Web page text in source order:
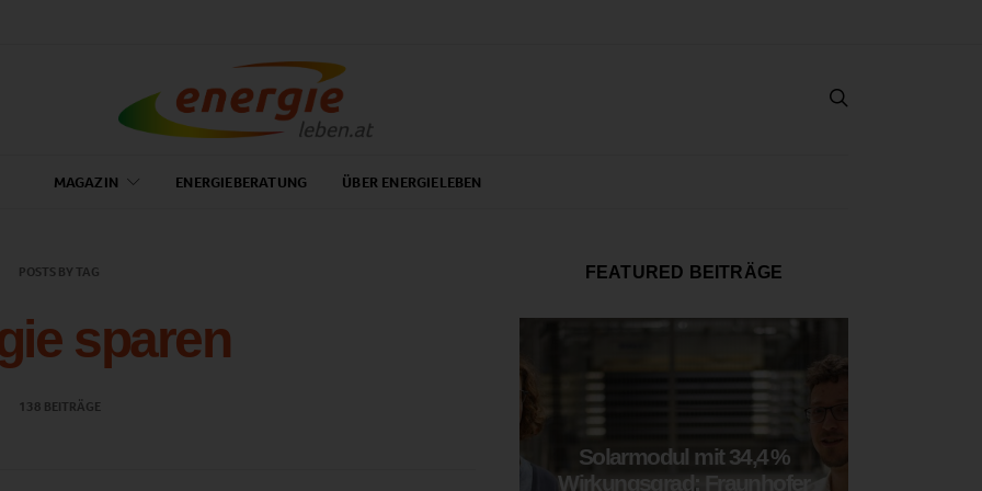
MAGAZIN ENERGIEBERATUNG ÜBER ENERGIELEBEN
POSTS BY TAG
sparen
138 BEITRÄGE
FEATURED BEITRÄGE
Solarmodul mit 34,4 %
Wirkungsgrad: Fraunhofer